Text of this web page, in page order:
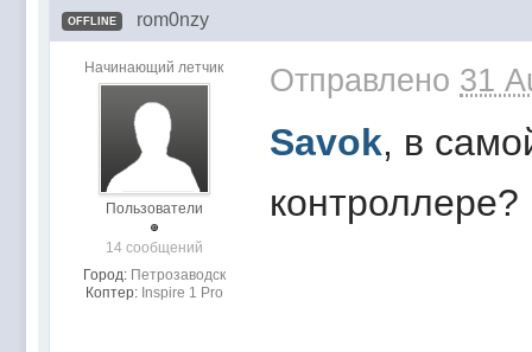
OFFLINE rom0nzy
Начинающий летчик
Пользователи
14 сообщений
Город: Петрозаводск
Коптер: Inspire 1 Pro
Отправлено 31
Savok, в
контроллере?